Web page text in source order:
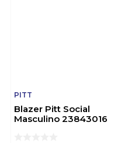
PITT
Blazer Pitt Social
Masculino 23843016